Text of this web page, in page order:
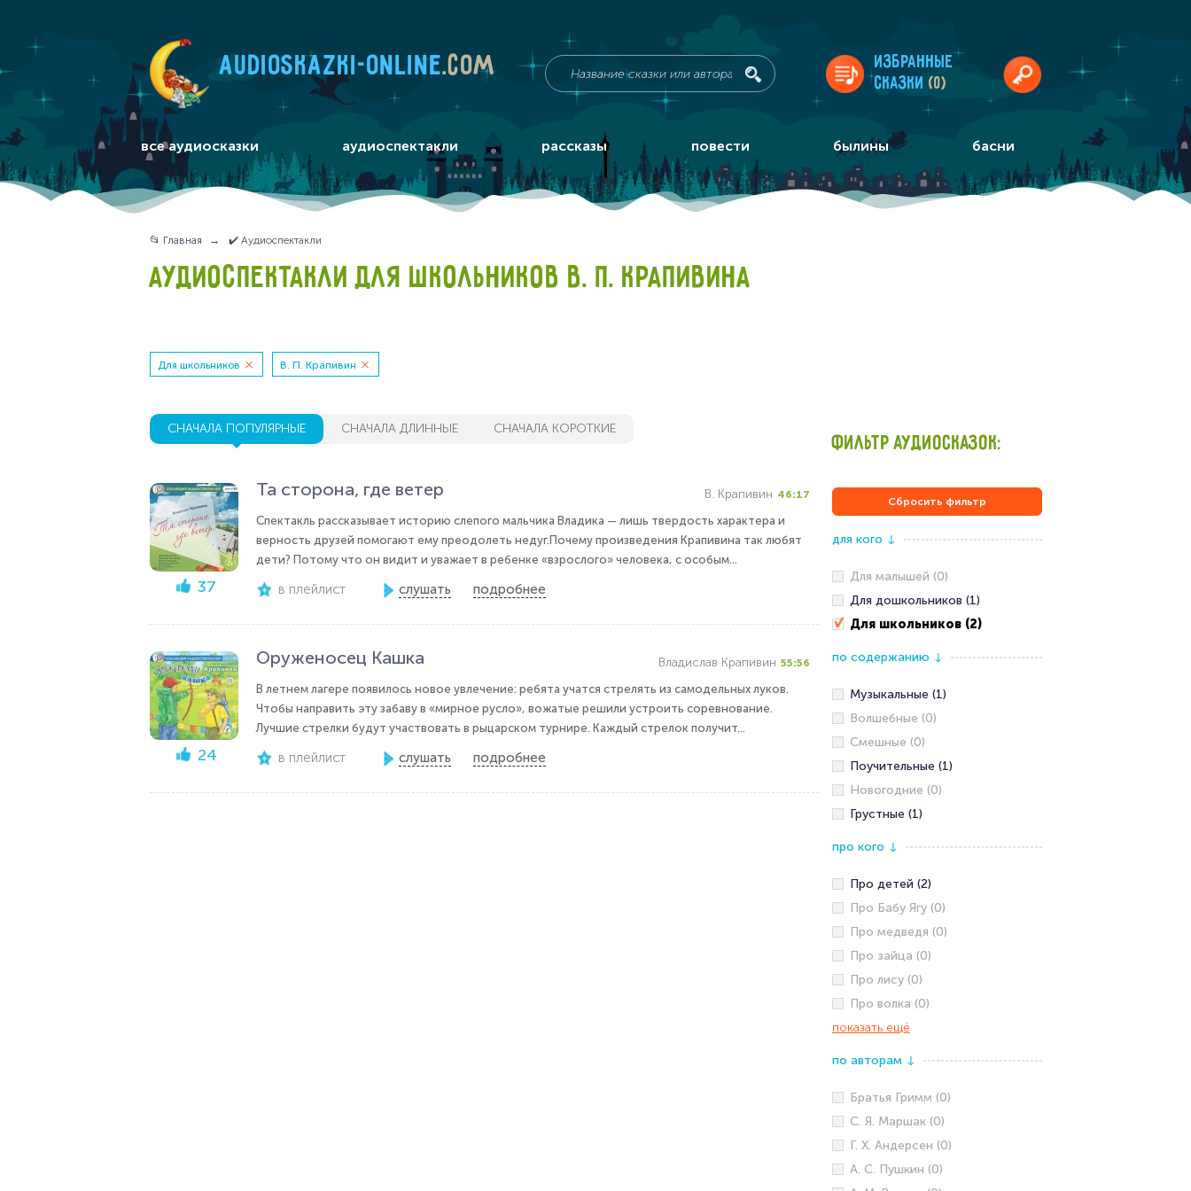
audioskazki-online.com
Избранные
сказки (0)
все аудиосказки аудиоспектакли рассказы повести былины басни
📂 Главная ✔️ Аудиоспектакли
АУДИОСПЕКТАКЛИ ДЛЯ ШКОЛЬНИКОВ В. П. КРАПИВИНА
Для школьников В. П. Крапивин
СНАЧАЛА ПОПУЛЯРНЫЕ СНАЧАЛА ДЛИННЫЕ СНАЧАЛА КОРОТКИЕ
37
Та сторона, где ветер В. Крапивин 46:17
Спектакль рассказывает историю слепого мальчика Владика — лишь твердость характера и
верность друзей помогают ему преодолеть недуг.Почему произведения Крапивина так любят
дети? Потому что он видит и уважает в ребенке «взрослого» человека, с особым...
в плейлист слушать подробнее
24
Оруженосец Кашка Владислав Крапивин 55:56
В летнем лагере появилось новое увлечение: ребята учатся стрелять из самодельных луков.
Чтобы направить эту забаву в «мирное русло», вожатые решили устроить соревнование.
Лучшие стрелки будут участвовать в рыцарском турнире. Каждый стрелок получит...
в плейлист слушать подробнее
ФИЛЬТР АУДИОСКАЗОК:
Сбросить фильтр
для кого ↓
Для малышей (0)
Для дошкольников (1)
Для школьников (2)
по содержанию ↓
Музыкальные (1)
Волшебные (0)
Смешные (0)
Поучительные (1)
Новогодние (0)
Грустные (1)
про кого ↓
Про детей (2)
Про Бабу Ягу (0)
Про медведя (0)
Про зайца (0)
Про лису (0)
Про волка (0)
показать ещё
по авторам ↓
Братья Гримм (0)
С. Я. Маршак (0)
Г. Х. Андерсен (0)
А. С. Пушкин (0)